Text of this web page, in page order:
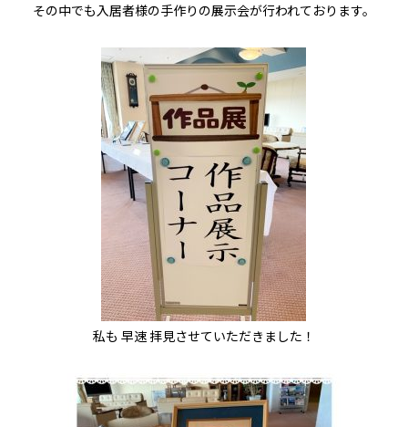
その中でも入居者様の手作りの展示会が行われております。
私も 早速 拝見させていただきました！